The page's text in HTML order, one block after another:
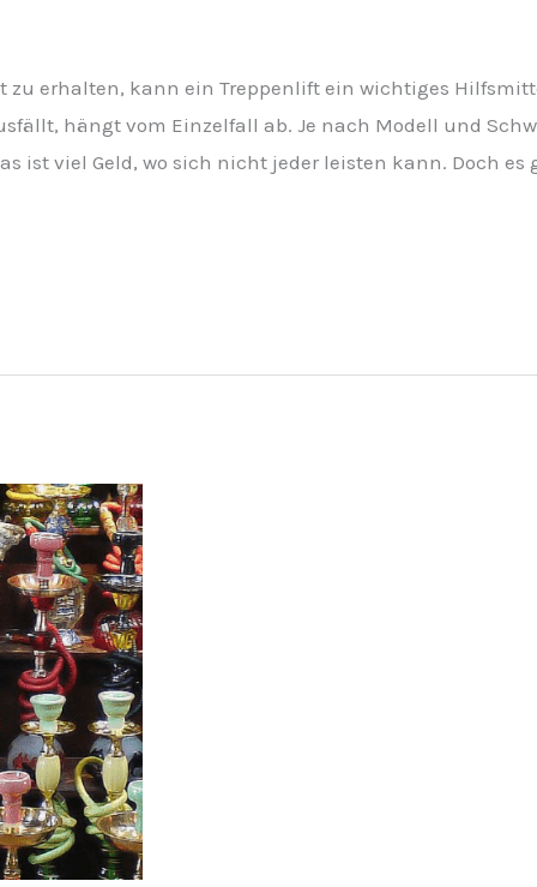
zu erhalten, kann ein Treppenlift ein wichtiges
hängt vom Einzelfall ab. Je nach Modell und
ist viel Geld, wo sich nicht jeder leisten kann. Doch es